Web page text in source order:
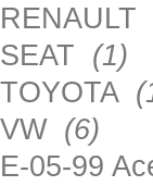
RENAULT
SEAT (1)
TOYOTA
VW (6)
E-05-99